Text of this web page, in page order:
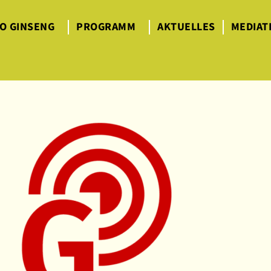
GINSENG PROGRAMM AKTUELLES